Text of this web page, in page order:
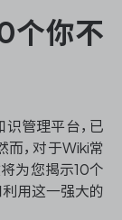
个你不
管理平台，已
而，对于Wiki常
为您揭示10个
用这一强大的